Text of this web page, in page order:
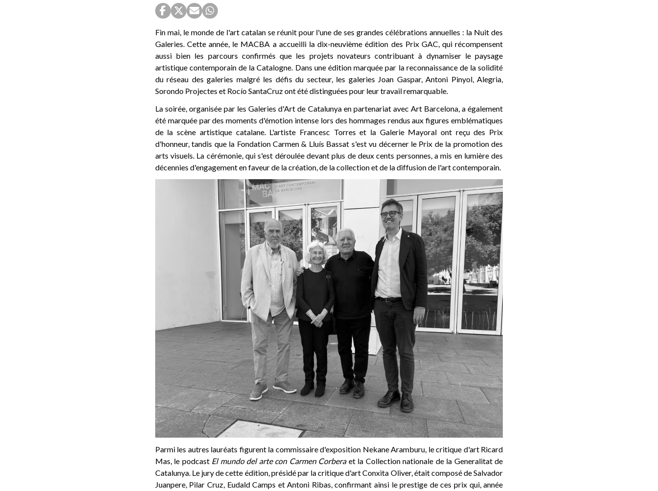
Fin mai, le monde de l'art catalan se réunit pour l'une de ses grandes célébrations annuelles : la Nuit des
Galeries. Cette année, le MACBA a accueilli la dix-neuvième édition des Prix GAC, qui récompensent
aussi bien les parcours confirmés que les projets novateurs contribuant à dynamiser le paysage
artistique contemporain de la Catalogne. Dans une édition marquée par la reconnaissance de la solidité
du réseau des galeries malgré les défis du secteur, les galeries Joan Gaspar, Antoni Pinyol, Alegria,
Sorondo Projectes et Rocío SantaCruz ont été distinguées pour leur travail remarquable.
La soirée, organisée par les Galeries d'Art de Catalunya en partenariat avec Art Barcelona, a également
été marquée par des moments d'émotion intense lors des hommages rendus aux figures emblématiques
de la scène artistique catalane. L'artiste Francesc Torres et la Galerie Mayoral ont reçu des Prix
d'honneur, tandis que la Fondation Carmen & Lluís Bassat s'est vu décerner le Prix de la promotion des
arts visuels. La cérémonie, qui s'est déroulée devant plus de deux cents personnes, a mis en lumière des
décennies d'engagement en faveur de la création, de la collection et de la diffusion de l'art contemporain.
Parmi les autres lauréats figurent la commissaire d'exposition Nekane Aramburu, le critique d'art Ricard
Mas, le podcast El mundo del arte con Carmen Corberaet la Collection nationale de la Generalitat de
Catalunya. Le jury de cette édition, présidé par la critique d'art Conxita Oliver, était composé de Salvador
Juanpere, Pilar Cruz, Eudald Camps et Antoni Ribas, confirmant ainsi le prestige de ces prix qui, année